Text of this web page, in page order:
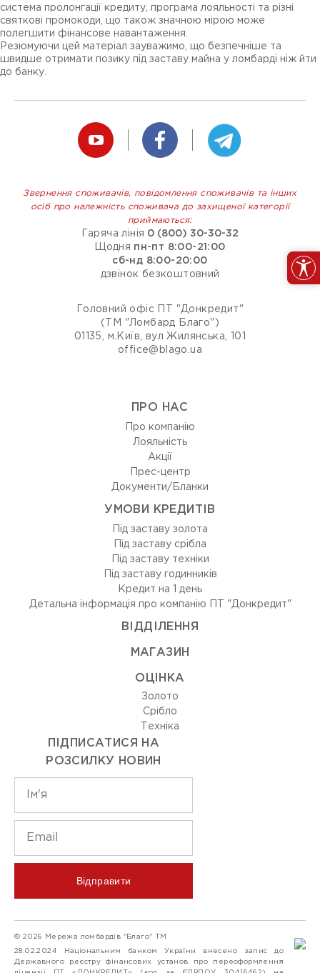
система пролонгації кредиту, програма лояльності та різні
святкові промокоди, що також значною мірою може
полегшити фінансове навантаження.
Резюмуючи цей матеріал зауважимо, що безпечніше та
швидше отримати позику під заставу майна у ломбарді ніж йти
до банку.
Звернення споживачів, повідомлення споживачів та інших
осіб про належність споживача до захищеної категорії
приймаються:
Гаряча лінія 0 (800) 30-30-32
Щодня пн-пт 8:00-21:00
сб-нд 8:00-20:00
дзвінок безкоштовний
Головний офіс ПТ "Донкредит"
(ТМ "Ломбард Благо")
01135, м.Київ, вул Жилянська, 101
office@blago.ua
ПРО НАС
Про компанію
Лояльність
Акції
Прес-центр
Документи/Бланки
УМОВИ КРЕДИТІВ
Під заставу золота
Під заставу срібла
Під заставу техніки
Під заставу годинників
Кредит на 1 день
Детальна інформація про компанію ПТ "Донкредит"
ВIДДIЛЕННЯ
МАГАЗИН
ОЦIНКА
Золото
Срiбло
Технiка
ПІДПИСАТИСЯ НА
РОЗСИЛКУ НОВИН
Відправити
© 2026 Мережа ломбардів "Благо" ТМ
28.02.2024 Національним банком України внесено запис до
Державного реєстру фінансових установ про переоформлення